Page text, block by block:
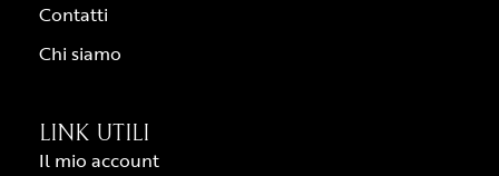
Contatti
Chi siamo
LINK UTILI
Il mio account